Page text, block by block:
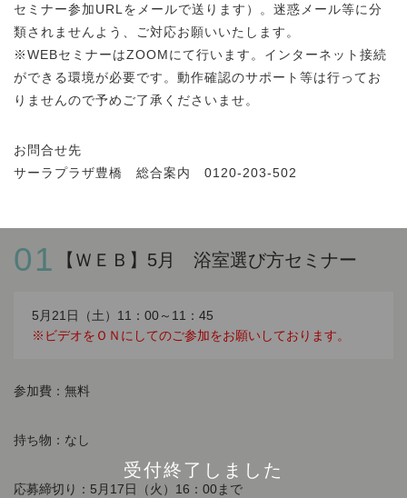
セミナー参加URLをメールで送ります）。迷惑メール等に分
類されませんよう、ご対応お願いいたします。
※WEBセミナーはZOOMにて行います。インターネット接続
ができる環境が必要です。動作確認のサポート等は行ってお
りませんので予めご了承くださいませ。
お問合せ先
サーラプラザ豊橋 総合案内 0120-203-502
01 【ＷＥＢ】5月 浴室選び方セミナー
5月21日（土）11：00～11：45
※ビデオをＯＮにしてのご参加をお願いしております。
参加費：無料
持ち物：なし
応募締切り：5月17日（火）16：00まで
受付終了しました